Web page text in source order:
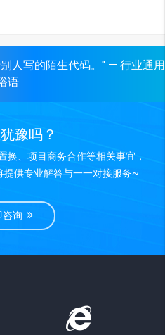
人写的陌生代码。" — 行业通用
语
豫吗？
换、项目商务合作等相关事宜，
供专业解答与一一对接服务~
咨询